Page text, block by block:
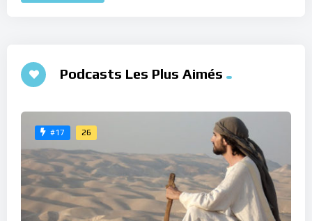
Podcasts Les Plus Aimés
#17 26